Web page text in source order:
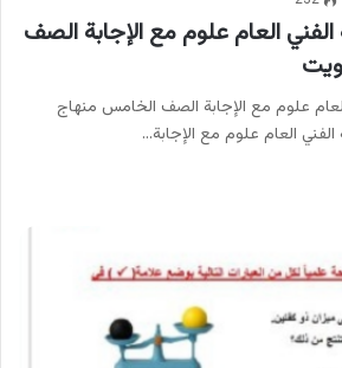
العام علوم مع الإجابة الصف
علوم مع الإجابة الصف الخامس منهاج
العام علوم مع الإجابة…